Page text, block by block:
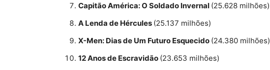
Capitão América: O Soldado Invernal (25.628 milhões)
A Lenda de Hércules (25.137 milhões)
X-Men: Dias de Um Futuro Esquecido (24.380 milhões)
12 Anos de Escravidão (23.653 milhões)